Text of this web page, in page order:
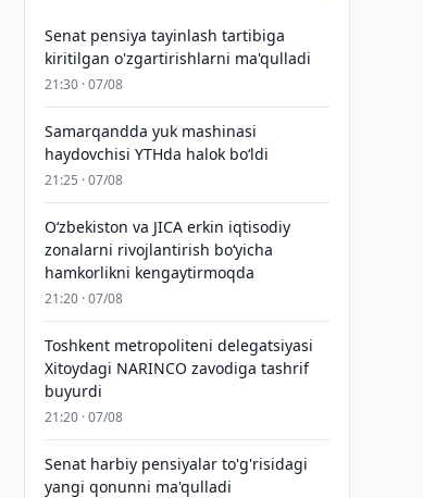
Senat pensiya tayinlash tartibiga
kiritilgan o'zgartirishlarni ma'qulladi
21:30 · 07/08
Samarqandda yuk mashinasi
haydovchisi YTHda halok bo‘ldi
21:25 · 07/08
Oʻzbekiston va JICA erkin iqtisodiy
zonalarni rivojlantirish boʻyicha
hamkorlikni kengaytirmoqda
21:20 · 07/08
Toshkent metropoliteni delegatsiyasi
Xitoydagi NARINCO zavodiga tashrif
buyurdi
21:20 · 07/08
Senat harbiy pensiyalar to'g'risidagi
yangi qonunni ma'qulladi